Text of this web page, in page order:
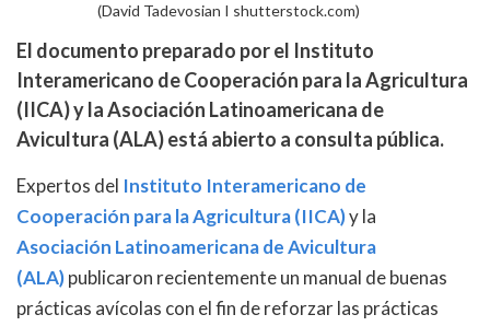
(David Tadevosian I shutterstock.com)
El documento preparado por el Instituto
Interamericano de Cooperación para la Agricultura
(IICA) y la Asociación Latinoamericana de
Avicultura (ALA) está abierto a consulta pública.
Expertos del Instituto Interamericano de
Cooperación para la Agricultura (IICA)y la
Asociación Latinoamericana de Avicultura
(ALA)publicaron recientemente un manual de buenas
prácticas avícolas con el fin de reforzar las prácticas